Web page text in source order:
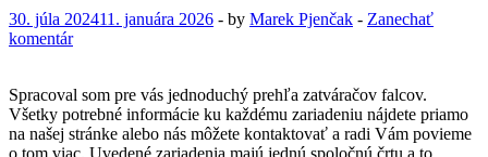
30. júla 202411. januára 2026 - by Marek Pjenčak - Zanechať
komentár
Spracoval som pre vás jednoduchý prehľa zatváračov falcov.
Všetky potrebné informácie ku každému zariadeniu nájdete priamo
na našej stránke alebo nás môžete kontaktovať a radi Vám povieme
o tom viac. Uvedené zariadenia majú jednú spoločnú črtu a to